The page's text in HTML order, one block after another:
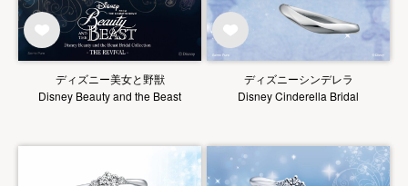
ディズニー美女と野獣
Disney Beauty and the Beast
ディズニーシンデレラ
Disney Cinderella Bridal